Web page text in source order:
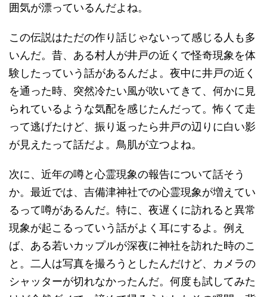
囲気が漂っているんだよね。
この伝説はただの作り話じゃないって感じる人も多
いんだ。昔、ある村人が井戸の近くで怪奇現象を体
験したっていう話があるんだよ。夜中に井戸の近く
を通った時、突然冷たい風が吹いてきて、何かに見
られているような気配を感じたんだって。怖くて走
って逃げたけど、振り返ったら井戸の辺りに白い影
が見えたって話だよ。鳥肌が立つよね。
次に、近年の噂と心霊現象の報告について話そう
か。最近では、吉備津神社での心霊現象が増えてい
るって噂があるんだ。特に、夜遅くに訪れると異常
現象が起こるっていう話がよく耳にするよ。例え
ば、ある若いカップルが深夜に神社を訪れた時のこ
と。二人は写真を撮ろうとしたんだけど、カメラの
シャッターが切れなかったんだ。何度も試してみた